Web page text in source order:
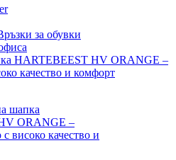
за обувки